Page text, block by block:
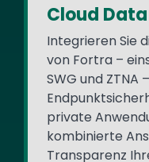
Cloud
Integrieren Sie
von Fortra –
SWG und ZTNA
private
kombinierte
Transparenz